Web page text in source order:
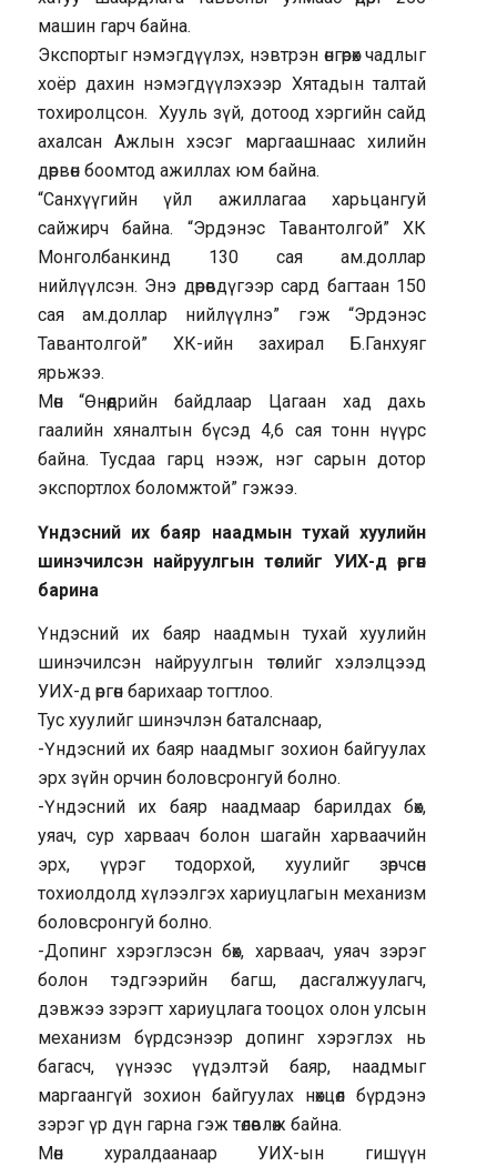
машин гарч байна.
Экспортыг нэмэгдүүлэх, нэвтрэн өнгөрөх чадлыг
хоёр дахин нэмэгдүүлэхээр Хятадын талтай
тохиролцсон. Хууль зүй, дотоод хэргийн сайд
ахалсан Ажлын хэсэг маргаашнаас хилийн
дөрвөн боомтод ажиллах юм байна.
“Санхүүгийн үйл ажиллагаа харьцангуй
сайжирч байна. “Эрдэнэс Тавантолгой” ХК
Монголбанкинд 130 сая ам.доллар
нийлүүлсэн. Энэ дөрөвдүгээр сард багтаан 150
сая ам.доллар нийлүүлнэ” гэж “Эрдэнэс
Тавантолгой” ХК-ийн захирал Б.Ганхуяг
ярьжээ.
Мөн “Өнөөдрийн байдлаар Цагаан хад дахь
гаалийн хяналтын бүсэд 4,6 сая тонн нүүрс
байна. Тусдаа гарц нээж, нэг сарын дотор
экспортлох боломжтой” гэжээ.
Үндэсний их баяр наадмын тухай хуулийн
шинэчилсэн найруулгын төслийг УИХ-д өргөн
барина
Үндэсний их баяр наадмын тухай хуулийн
шинэчилсэн найруулгын төслийг хэлэлцээд
УИХ-д өргөн барихаар тогтлоо.
Тус хуулийг шинэчлэн баталснаар,
-Үндэсний их баяр наадмыг зохион байгуулах
эрх зүйн орчин боловсронгуй болно.
-Үндэсний их баяр наадмаар барилдах бөх,
уяач, сур харваач болон шагайн харваачийн
эрх, үүрэг тодорхой, хуулийг зөрчсөн
тохиолдолд хүлээлгэх хариуцлагын механизм
боловсронгуй болно.
-Допинг хэрэглэсэн бөх, харваач, уяач зэрэг
болон тэдгээрийн багш, дасгалжуулагч,
дэвжээ зэрэгт хариуцлага тооцох олон улсын
механизм бүрдсэнээр допинг хэрэглэх нь
багасч, үүнээс үүдэлтэй баяр, наадмыг
маргаангүй зохион байгуулах нөхцөл бүрдэнэ
зэрэг үр дүн гарна гэж төлөвлөж байна.
Мөн хуралдаанаар УИХ-ын гишүүн